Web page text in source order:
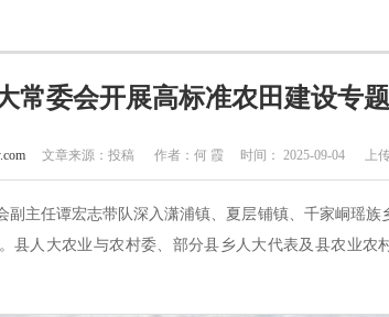
常委会开展高标准农田建设专
文章来源：投稿 作者：何 霞 时间： 2025-09-04 上传
副主任谭宏志带队深入潇浦镇、夏层铺镇、千家峒瑶族
县人大农业与农村委、部分县乡人大代表及县农业农